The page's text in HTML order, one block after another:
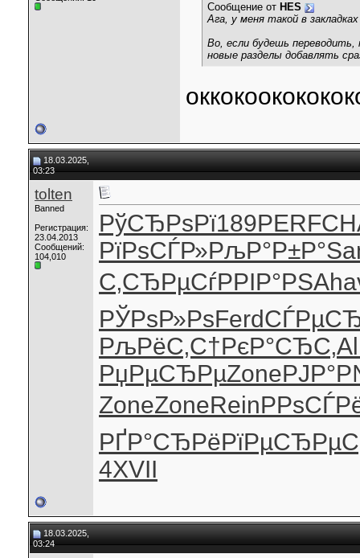
Сообщение от HES
Ага, у меня такой в
Во, если будешь переводить,
новые разделы добавлять
18.03.2025,
03:23
tolten
Banned
Регистрация:
23.04.2013
Сообщений:
104,010
РўСЂРѕРї189PERF
РїРѕСЃР»РљР°Р±Р°
С‚СЂРµСѓРРІР°РЅ
РЎРѕР»РѕFerd
РљРёС‚С†РєР°СЂС‚
РџРµСЂРµZone
ZoneZoneRein
РҐР°СЂРёРїРµСЂРµ
4XVII
18.03.2025,
03:24